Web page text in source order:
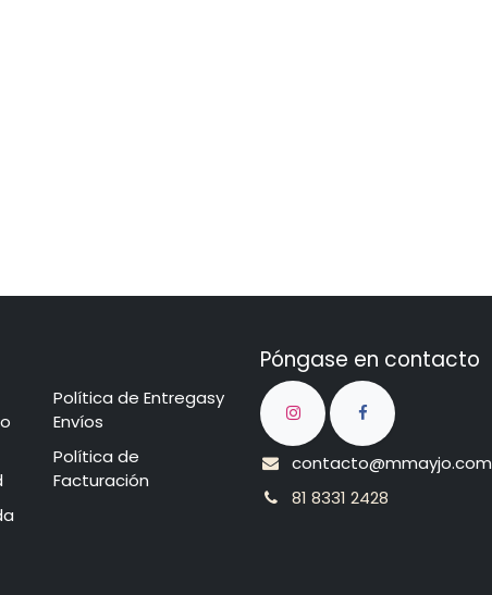
Política de Entregasy
Envíos
​​​​​P​o​l​​ít​ica de
Facturación
Póngase en contacto
contacto@mmayjo.com
81 8331 2428